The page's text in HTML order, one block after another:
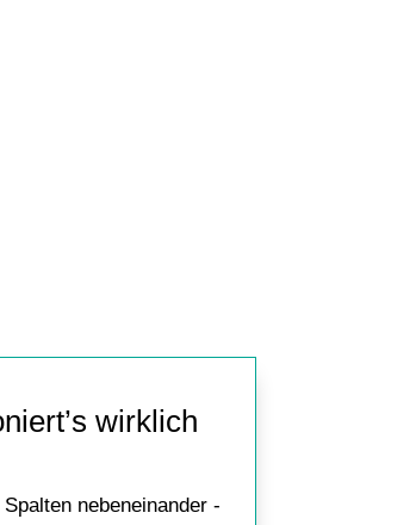
wirklich
nebeneinander -